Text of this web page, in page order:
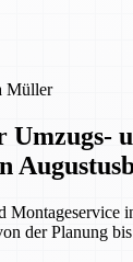
Müller
Umzugs-
Montageservice
der Planung